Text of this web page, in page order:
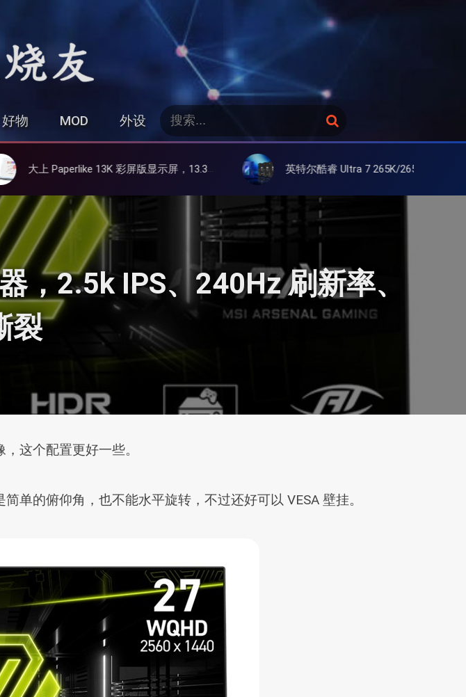
好物 MOD 外设
搜
索
：
搜
13K 彩屏版显示屏，13.3英寸高刷彩色墨水屏 英特尔酷睿 Ultra 7 265K/265KF 官降100美元促销，快和酷睿 Ultra 5 差不多了
，2.5k IPS、240Hz 刷新率、
裂
这个配置更好一些。
单的俯仰角，也不能水平旋转，不过还好可以 VESA 壁挂。